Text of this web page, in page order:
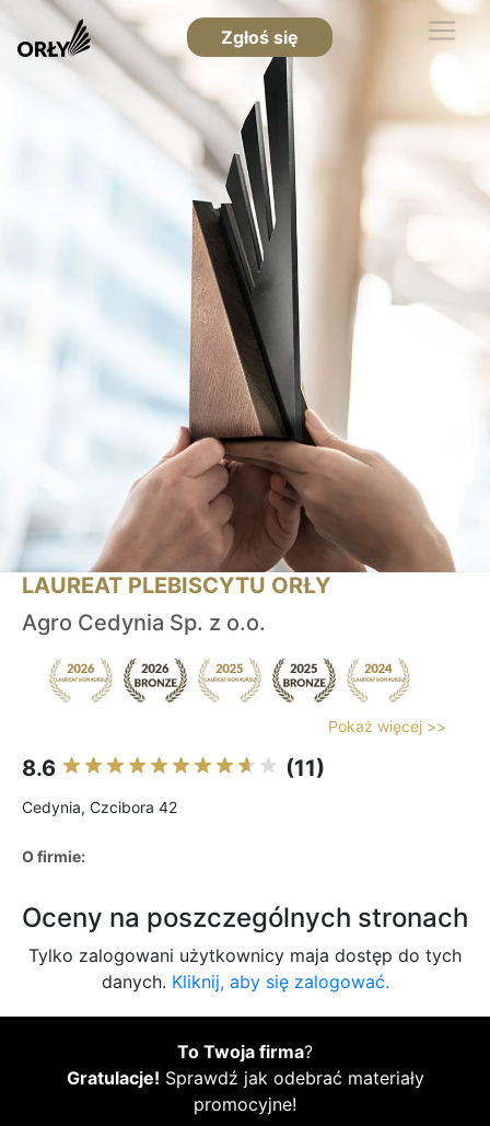
Zgłoś się
LAUREAT PLEBISCYTU ORŁY
Agro Cedynia Sp. z o.o.
Pokaż więcej >>
8.6 (11)
Cedynia, Czcibora 42
O firmie:
Oceny na poszczególnych stronach
Tylko zalogowani użytkownicy maja dostęp do tych
danych. Kliknij, aby się zalogować.
To Twoja firma?
Gratulacje! Sprawdź jak odebrać materiały
promocyjne!